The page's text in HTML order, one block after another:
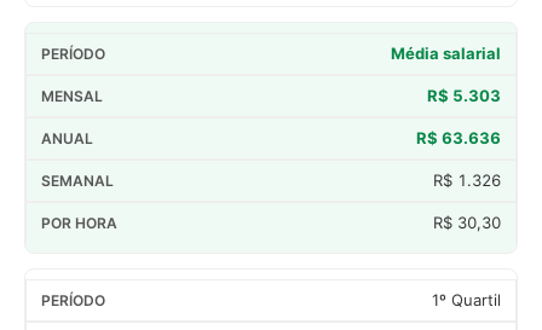
Média salarial
R$ 5.303
R$ 63.636
R$ 1.326
R$ 30,30
1º Quartil